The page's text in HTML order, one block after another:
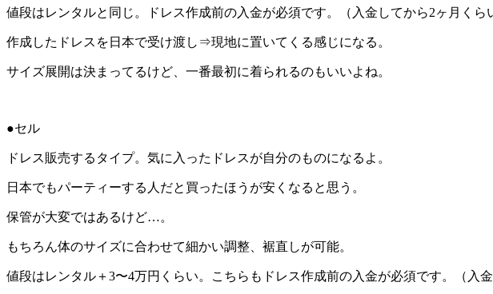
値段はレンタルと同じ。ドレス作成前の入金が必須です。（入金してから2ヶ月くら
作成したドレスを日本で受け渡し⇒現地に置いてくる感じになる。
サイズ展開は決まってるけど、一番最初に着られるのもいいよね。
●セル
ドレス販売するタイプ。気に入ったドレスが自分のものになるよ。
日本でもパーティーする人だと買ったほうが安くなると思う。
保管が大変ではあるけど…。
もちろん体のサイズに合わせて細かい調整、裾直しが可能。
値段はレンタル＋3〜4万円くらい。こちらもドレス作成前の入金が必須です。（入